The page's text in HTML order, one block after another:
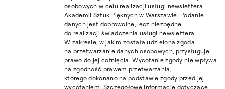
osobowych w celu realizacji usługi newslettera
Akademii Sztuk Pięknych w Warszawie. Podanie
danych jest dobrowolne, lecz niezbędne
do realizacji świadczenia usługi newslettera.
W zakresie, w jakim została udzielona zgoda
na przetwarzanie danych osobowych, przysługuje
prawo do jej cofnięcia. Wycofanie zgody nie wpływa
na zgodność prawem przetwarzania,
którego dokonano na podstawie zgody przed jej
wycofaniem. Szczegółowe informacje dotyczące